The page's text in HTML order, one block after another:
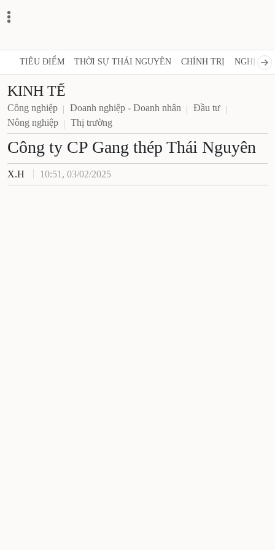
TIÊU ĐIỂM THỜI SỰ THÁI NGUYÊN CHÍNH TRỊ NGHỊ
KINH TẾ
Công nghiệp Doanh nghiệp - Doanh nhân
Đầu tư
Nông nghiệp
Thị trường
Công ty CP Gang thép Thái Nguyên
X.H 10:51, 03/02/2025